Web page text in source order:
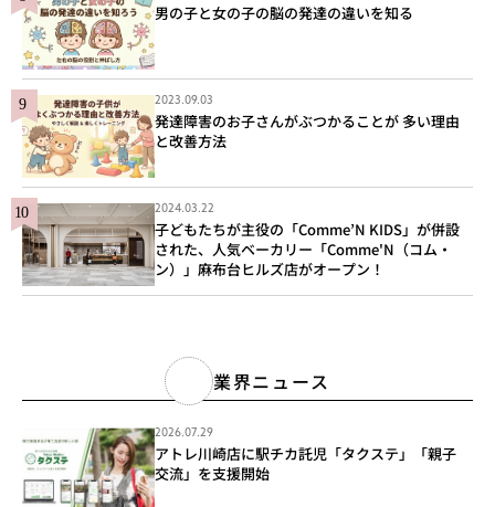
男の子と女の子の脳の発達の違いを知る
2023.09.03
発達障害のお子さんがぶつかることが 多い理由
と改善方法
2024.03.22
子どもたちが主役の「Comme’N KIDS」が併設
された、人気ベーカリー「Comme'N（コム・
ン）」麻布台ヒルズ店がオープン！
業界ニュース
2026.07.29
アトレ川崎店に駅チカ託児「タクステ」「親子
交流」を支援開始